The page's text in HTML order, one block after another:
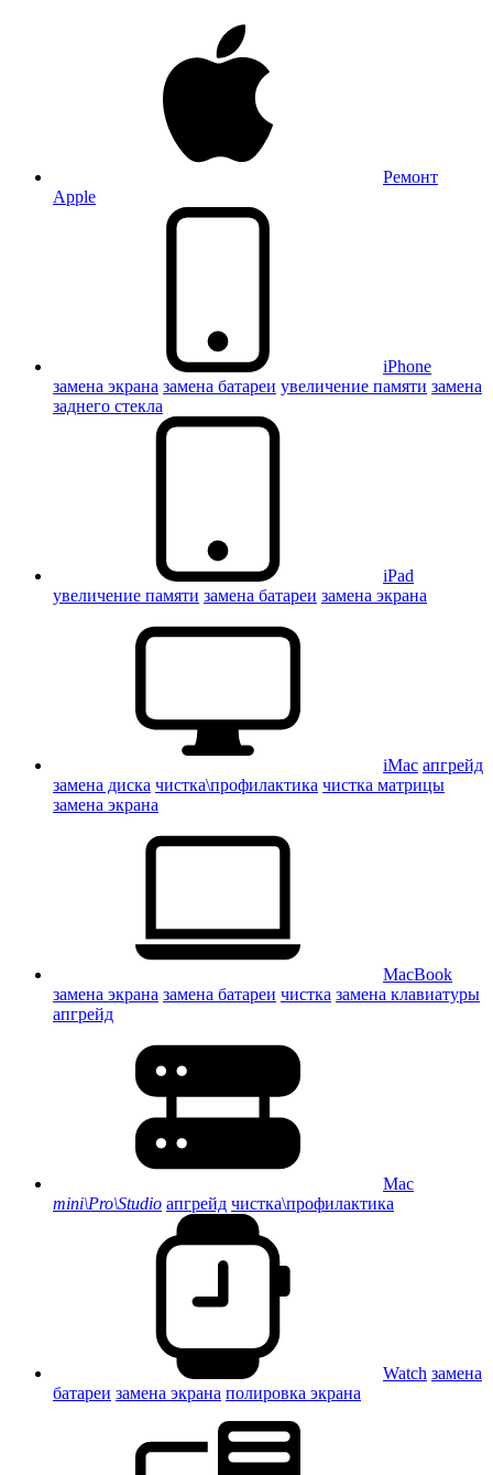
Ремонт
Apple
iPhone
замена экрана замена батареи увеличение памяти замена
заднего стекла
iPad
увеличение памяти замена батареи замена экрана
iMac апгрейд
замена диска чистка\профилактика чистка матрицы
замена экрана
MacBook
замена экрана замена батареи чистка замена клавиатуры
апгрейд
Mac
mini\Pro\Studio апгрейд чистка\профилактика
Watch замена
батареи замена экрана полировка экрана